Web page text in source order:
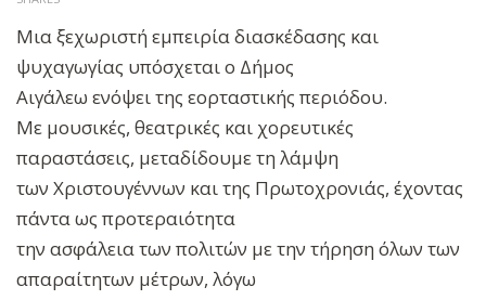
Μια ξεχωριστή εμπειρία διασκέδασης και
ψυχαγωγίας υπόσχεται ο Δήμος
Αιγάλεω ενόψει της εορταστικής περιόδου.
Με μουσικές, θεατρικές και χορευτικές
παραστάσεις, μεταδίδουμε τη λάμψη
των Χριστουγέννων και της Πρωτοχρονιάς, έχοντας
πάντα ως προτεραιότητα
την ασφάλεια των πολιτών με την τήρηση όλων των
απαραίτητων μέτρων, λόγω